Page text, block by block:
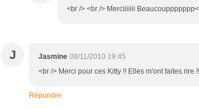
<br /> <br /> Merciiiiiii
J Jasmine 08/11/2010 19:45
<br /> Merci pour ces Kitty !! Elles m'ont faites rire
Répondre